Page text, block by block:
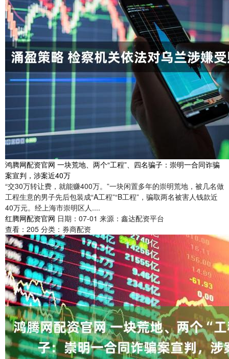
鸿腾网配资官网 一块荒地、两个“工程”、四名骗子：崇明一合同诈骗
案宣判，涉案近40万
“交30万转让费，就能赚400万。”一块闲置多年的崇明荒地，被几名做
工程生意的男子先后包装成“A工程”“B工程”，骗取两名被害人钱款近
40万元。经上海市崇明区人....
红腾网配资官网 日期：07-01 来源：鑫达配资平台
查看： 205 分类： 券商配资